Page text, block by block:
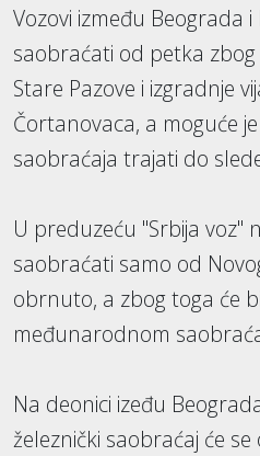
Vozovi između Beograda
saobraćati od petka
Stare Pazove i izgradnje
Čortanovaca, a moguće
saobraćaja trajati do
U preduzeću "Srbija voz"
saobraćati samo od
obrnuto, a zbog toga će
međunarodnom
Na deonici izeđu
železnički saobraćaj će